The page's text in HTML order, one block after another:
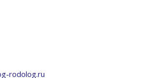
rodolog.ru